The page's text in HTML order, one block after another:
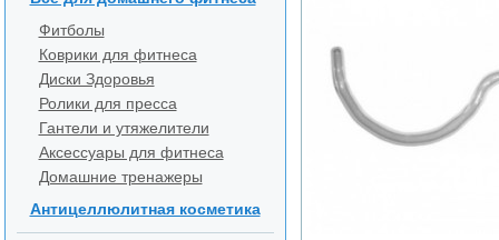
Фитболы
Коврики для фитнеса
Диски Здоровья
Ролики для пресса
Гантели и утяжелители
Аксессуары для фитнеса
Домашние тренажеры
Антицеллюлитная косметика